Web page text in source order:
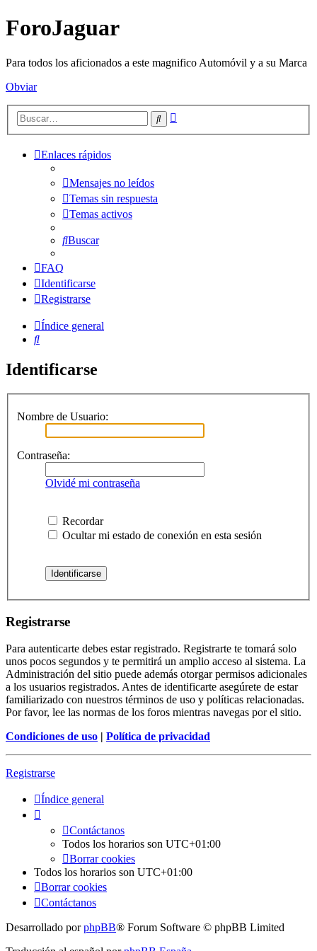
ForoJaguar
Para todos los aficionados a este magnifico Automóvil y a su Marca
Obviar
Buscar
Enlaces rápidos
Mensajes no leídos
Temas sin respuesta
Temas activos
Buscar
FAQ
Identificarse
Registrarse
Índice general
Buscar
Identificarse
Nombre de Usuario:
Contraseña:
Olvidé mi contraseña
Recordar
Ocultar mi estado de conexión en esta sesión
Registrarse
Para autenticarte debes estar registrado. Registrarte te tomará solo
unos pocos segundos y te permitirá un amplio acceso al sistema. La
Administración del sitio puede además otorgar permisos adicionales
a los usuarios registrados. Antes de identificarte asegúrete de estar
familiarizado con nuestros términos de uso y políticas relacionadas.
Por favor, lee las normas de los foros mientras navegas por el sitio.
Condiciones de uso | Política de privacidad
Registrarse
Índice general
Contáctanos
Todos los horarios son UTC+01:00
Borrar cookies
Todos los horarios son UTC+01:00
Borrar cookies
Contáctanos
Desarrollado porphpBB® Forum Software © phpBB Limited